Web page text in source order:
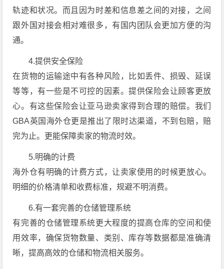
轨迹和状况。而且因为时差和信息差之间的对接，之间
跟外国对接会相对难很多，有国内团队会更加方便的沟
通。
4.提供安全保险
在货物的运输途中有各种风险，比如丢件、损毁、延误
等等，有一些是不可控的因素。提供保险会让顾客更放
心。有这些保险会让亚马逊卖家得到合理的赔偿。我们
GBA英国海外仓更是推出了限时达渠道，不到包赔，赔
完为止。更能保障卖家的物流时效。
5.明确的计费
海外仓有明确的计费方式，让卖家使用的时候更放心。
明细的价格清单和收费标准，规避不明消费。
6.有一套完善的仓储管理系统
有完善的仓储管理系统更大程度的提高仓库的空间和使
用效率，确保货物数量、类别、库存等数据都是准确清
晰，提高高效的仓储和物流相关服务。